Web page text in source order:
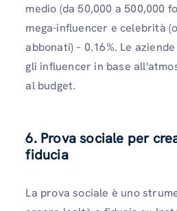
medio (da 50,000 a 500,000
mega-influencer e celebrità
abbonati) – 0.16%. Le
gli influencer in base
al budget.
6. Prova sociale per
fiducia
La prova sociale è uno